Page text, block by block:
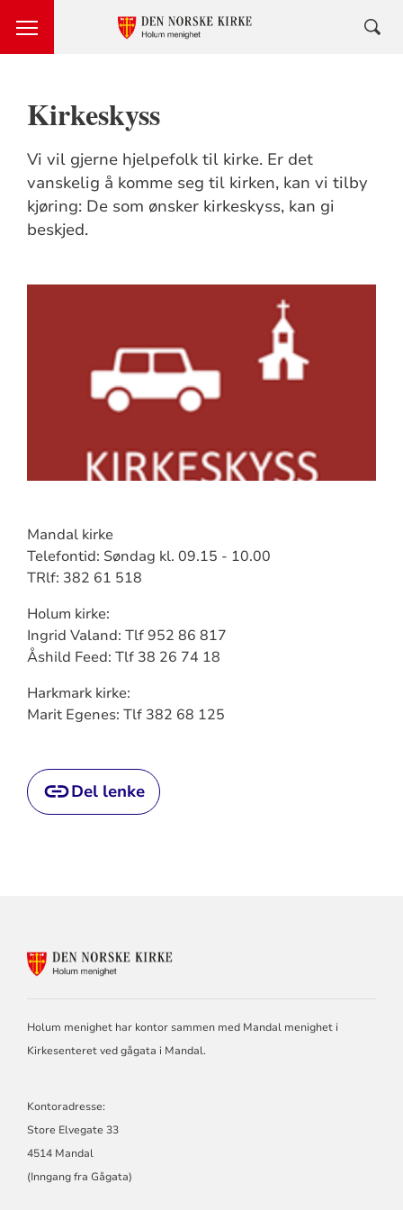
Kirkeskyss
Vi vil gjerne hjelpefolk til kirke. Er det
vanskelig å komme seg til kirken, kan vi tilby
kjøring: De som ønsker kirkeskyss, kan gi
beskjed.
Mandal kirke
Telefontid: Søndag kl. 09.15 - 10.00
TRlf: 382 61 518
Holum kirke:
Ingrid Valand: Tlf 952 86 817
Åshild Feed: Tlf 38 26 74 18
Harkmark kirke:
Marit Egenes: Tlf 382 68 125
Del lenke
Holum menighet har kontor sammen med Mandal menighet i
Kirkesenteret ved gågata i Mandal.
Kontoradresse:
Store Elvegate 33
4514 Mandal
(Inngang fra Gågata)